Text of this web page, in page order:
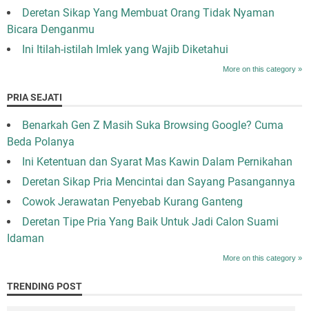
Deretan Sikap Yang Membuat Orang Tidak Nyaman
Bicara Denganmu
Ini Itilah-istilah Imlek yang Wajib Diketahui
More on this category »
PRIA SEJATI
Benarkah Gen Z Masih Suka Browsing Google? Cuma
Beda Polanya
Ini Ketentuan dan Syarat Mas Kawin Dalam Pernikahan
Deretan Sikap Pria Mencintai dan Sayang Pasangannya
Cowok Jerawatan Penyebab Kurang Ganteng
Deretan Tipe Pria Yang Baik Untuk Jadi Calon Suami
Idaman
More on this category »
TRENDING POST